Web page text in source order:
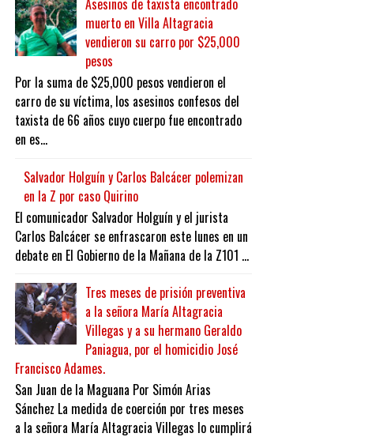
Asesinos de taxista encontrado
muerto en Villa Altagracia
vendieron su carro por $25,000
pesos
Por la suma de $25,000 pesos vendieron el
carro de su víctima, los asesinos confesos del
taxista de 66 años cuyo cuerpo fue encontrado
en es...
Salvador Holguín y Carlos Balcácer polemizan
en la Z por caso Quirino
El comunicador Salvador Holguín y el jurista
Carlos Balcácer se enfrascaron este lunes en un
debate en El Gobierno de la Mañana de la Z101 ...
Tres meses de prisión preventiva
a la señora María Altagracia
Villegas y a su hermano Geraldo
Paniagua, por el homicidio José
Francisco Adames.
San Juan de la Maguana Por Simón Arias
Sánchez La medida de coerción por tres meses
a la señora María Altagracia Villegas lo cumplirá